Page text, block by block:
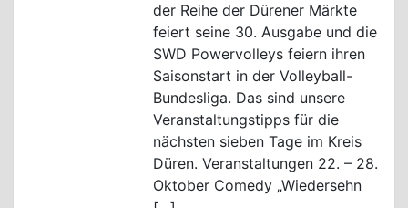
der Reihe der Dürener Märkte
feiert seine 30. Ausgabe und die
SWD Powervolleys feiern ihren
Saisonstart in der Volleyball-
Bundesliga. Das sind unsere
Veranstaltungstipps für die
nächsten sieben Tage im Kreis
Düren. Veranstaltungen 22. – 28.
Oktober Comedy „Wiedersehn